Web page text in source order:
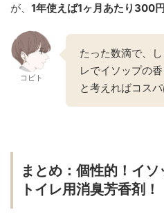
が、 1年使えば1ヶ月あたり300円
コビト
たった数滴で、
レでイソップの香
と考えればコスパ
まとめ：個性的！イ
トイレ用消臭芳香剤！